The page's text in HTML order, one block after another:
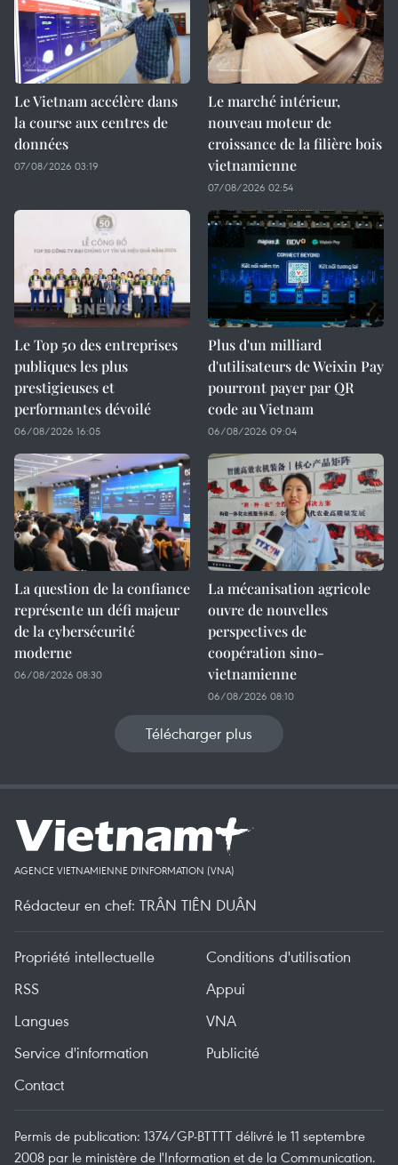
Le Vietnam accélère dans
la course aux centres de
données
07/08/2026 03:19
Le marché intérieur,
nouveau moteur de
croissance de la filière bois
vietnamienne
07/08/2026 02:54
Le Top 50 des entreprises
publiques les plus
prestigieuses et
performantes dévoilé
06/08/2026 16:05
Plus d'un milliard
d'utilisateurs de Weixin Pay
pourront payer par QR
code au Vietnam
06/08/2026 09:04
La question de la confiance
représente un défi majeur
de la cybersécurité
moderne
06/08/2026 08:30
La mécanisation agricole
ouvre de nouvelles
perspectives de
coopération sino-
vietnamienne
06/08/2026 08:10
Télécharger plus
AGENCE VIETNAMIENNE D'INFORMATION (VNA)
Rédacteur en chef: TRÂN TIÊN DUÂN
Propriété intellectuelle
Conditions d'utilisation
RSS
Appui
Langues
VNA
Service d'information
Publicité
Contact
Permis de publication: 1374/GP-BTTTT délivré le 11 septembre
2008 par le ministère de l'Information et de la Communication.